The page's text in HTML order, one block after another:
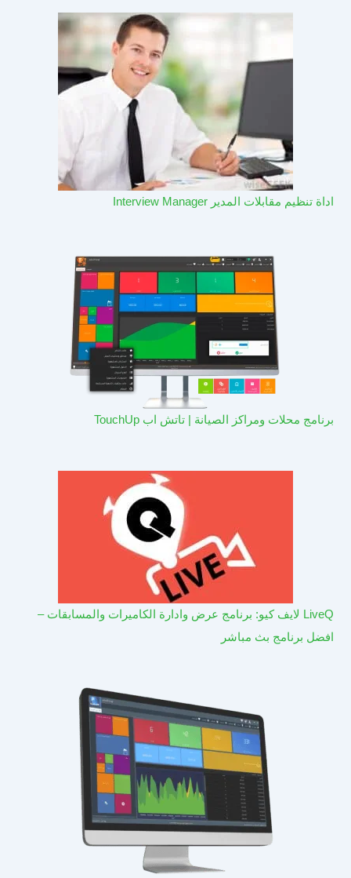
اداة تنظيم مقابلات المدير Interview Manager
برنامج محلات ومراكز الصيانة | تاتش اب TouchUp
LiveQ لايف كيو: برنامج عرض وادارة الكاميرات والمسابقات –
افضل برنامج بث مباشر